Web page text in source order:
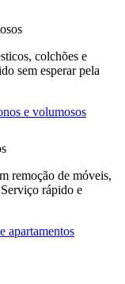
colchões e
sem esperar pela
e volumosos
remoção de móveis,
rápido e
apartamentos